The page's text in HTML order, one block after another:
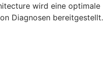
wird eine optimale
Diagnosen bereitgestellt.